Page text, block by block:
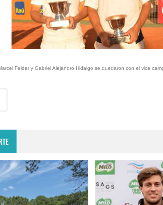
Felder y Gabriel Alejandro Hidalgo se quedaron con el vice